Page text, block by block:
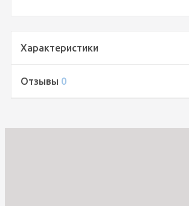
Характеристики
Отзывы 0